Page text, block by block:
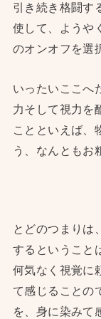
引き続き格闘す
使して、ようや
のオンオフを選
いったいここへ
力そして視力を
ことといえば、
う、なんともお
とどのつまりは
するということ
何気なく視覚に
て感じることの
を、身に染みて